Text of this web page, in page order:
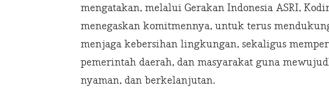
mengatakan, melalui Gerakan Indonesia ASRI,
menegaskan komitmennya, untuk terus
menjaga kebersihan lingkungan, sekaligus
pemerintah daerah, dan masyarakat guna
nyaman, dan berkelanjutan.